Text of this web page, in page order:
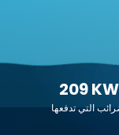
209
التي تدفعها